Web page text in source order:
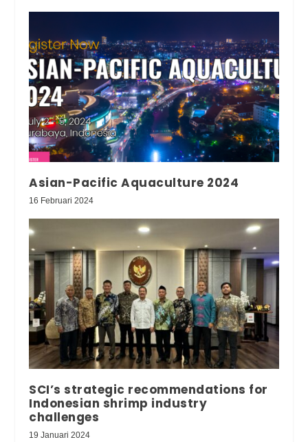
Asian-Pacific Aquaculture 2024
16 Februari 2024
SCI’s strategic recommendations for
Indonesian shrimp industry
challenges
19 Januari 2024